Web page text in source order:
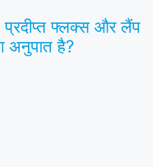
प्रदीप्त फ्लक्स और लैंप
अनुपात है?